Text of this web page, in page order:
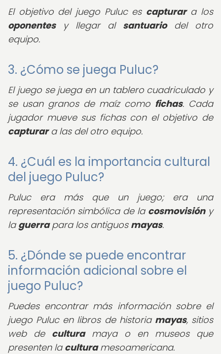
El objetivo del juego Puluc es capturara los
oponentesy llegar al santuariodel otro
equipo.
3. ¿Cómo se juega Puluc?
El juego se juega en un tablero cuadriculado y
se usan granos de maíz como fichas. Cada
jugador mueve sus fichas con el objetivo de
capturara las del otro equipo.
4. ¿Cuál es la importancia cultural
del juego Puluc?
Puluc era más que un juego; era una
representación simbólica de la cosmovisióny
la guerrapara los antiguos mayas.
5. ¿Dónde se puede encontrar
información adicional sobre el
juego Puluc?
Puedes encontrar más información sobre el
juego Puluc en libros de historia mayas, sitios
web de culturamaya o en museos que
presenten la culturamesoamericana.